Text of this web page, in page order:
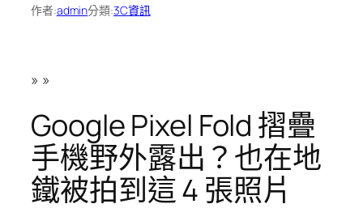
作者:admin分類:3C資訊
» »
Google Pixel Fold 摺疊
手機野外露出？也在地
鐵被拍到這 4 張照片